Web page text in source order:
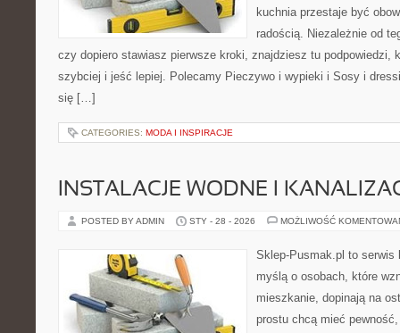
kuchnia przestaje być
radością. Niezależnie od
czy dopiero stawiasz pierwsze kroki, znajdziesz tu podpowiedzi,
szybciej i jeść lepiej. Polecamy Pieczywo i wypieki i Sosy i
się […]
CATEGORIES: MODA I INSPIRACJE
INSTALACJE WODNE I
POSTED BY ADMIN STY - 28 - 2026 MOŻLIWOŚĆ
Sklep-Pusmak.pl to serwis
myślą o osobach, które
mieszkanie, dopinają na
prostu chcą mieć